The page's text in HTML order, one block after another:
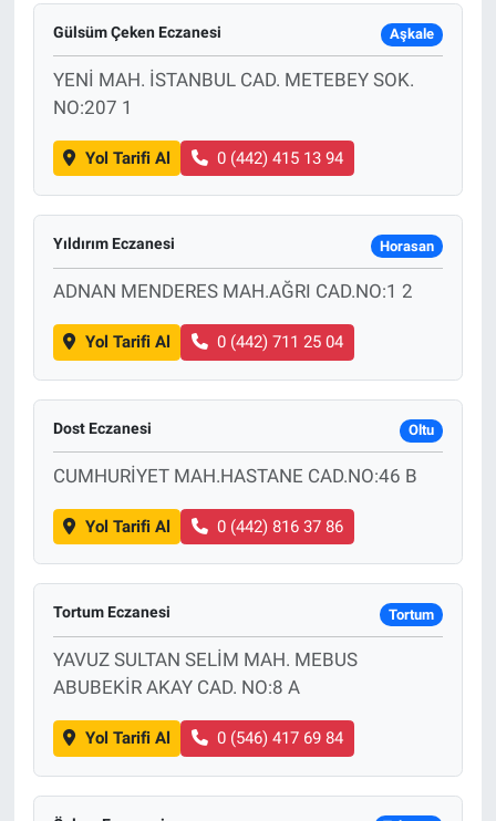
Gülsüm Çeken Eczanesi Aşkale
YENİ MAH. İSTANBUL CAD. METEBEY SOK.
NO:207 1
Yol Tarifi Al 0 (442) 415 13 94
Yıldırım Eczanesi Horasan
ADNAN MENDERES MAH.AĞRI CAD.NO:1 2
Yol Tarifi Al 0 (442) 711 25 04
Dost Eczanesi Oltu
CUMHURİYET MAH.HASTANE CAD.NO:46 B
Yol Tarifi Al 0 (442) 816 37 86
Tortum Eczanesi Tortum
YAVUZ SULTAN SELİM MAH. MEBUS
ABUBEKİR AKAY CAD. NO:8 A
Yol Tarifi Al 0 (546) 417 69 84